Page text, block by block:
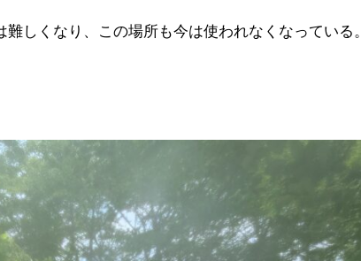
しくなり、この場所も今は使われなくなっている。